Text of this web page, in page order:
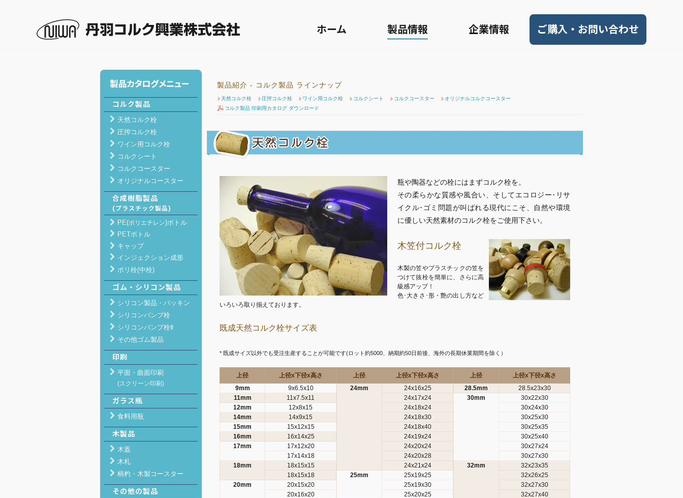
ホーム 製品情報 企業情報 ご購入・お問い合わせ
製品紹介 - コルク製品 ラインナップ
天然コルク栓 圧搾コルク栓 ワイン用コルク栓 コルクシート コルクコースター
オリジナルコルクコースター
コルク製品 印刷用カタログ ダウンロード
瓶や陶器などの栓にはまずコルク栓を。
その柔らかな質感や風合い、そしてエコロジー･リサ
イクル･ゴミ問題が叫ばれる現代にこそ、自然や環境
に優しい天然素材のコルク栓をご使用下さい。
木笠付コルク栓
木製の笠やプラスチックの笠を
つけて抜栓を簡単に、さらに高
級感アップ！
色･大きさ･形・艶の出し方など
いろいろ取り揃えております。
既成天然コルク栓サイズ表
* 既成サイズ以外でも受注生産することが可能です(ロット約5000、納期約50日前後、海外の長期休業期間を除く）
上径
上径x下径x高さ
9mm
9x6.5x10
11mm
11x7.5x11
12mm
12x8x15
14mm
14x9x15
15mm
15x12x15
16mm
16x14x25
17mm
17x12x20
17x14x18
18mm
18x15x15
18x15x18
20mm
20x15x20
20x16x20
上径
上径x下径x高さ
24mm
24x16x25
24x17x24
24x18x24
24x18x30
24x18x40
24x19x24
24x20x24
24x20x28
24x21x24
25mm
25x19x25
25x19x30
25x20x25
上径
上径x下径x高さ
28.5mm
28.5x23x30
30mm
30x22x30
30x24x30
30x25x30
30x25x35
30x25x40
30x27x24
30x27x30
32mm
32x23x35
32x26x25
32x27x30
32x27x40
コルク製品
天然コルク栓
圧搾コルク栓
ワイン用コルク栓
コルクシート
コルクコースター
オリジナルコースター
合成樹脂製品
(プラスチック製品)
PE(ポリエチレン)ボトル
PETボトル
キャップ
インジェクション成形
ポリ栓(中栓)
ゴム・シリコン製品
シリコン製品・パッキン
シリコンバンプ栓
シリコンバンプ栓Ⅱ
その他ゴム製品
印刷
平面・曲面印刷
(スクリーン印刷)
ガラス瓶
食料用瓶
木製品
木蓋
木札
柄杓・木製コースター
その他の製品